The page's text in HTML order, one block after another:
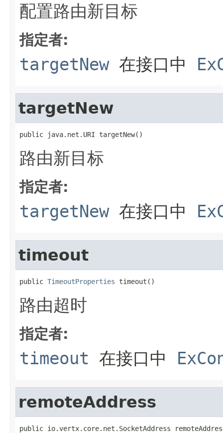
配置路由新目标
指定者:
targetNew在接口中
targetNew
public java.net.URI targetNew()
路由新目标
指定者:
targetNew在接口中
timeout
public TimeoutProperties timeout()
路由超时
指定者:
timeout 在接口中
remoteAddress
public io.vertx.core.net.SocketAddress